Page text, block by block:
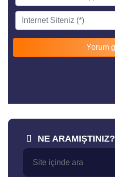
NE ARAMIŞTINIZ?